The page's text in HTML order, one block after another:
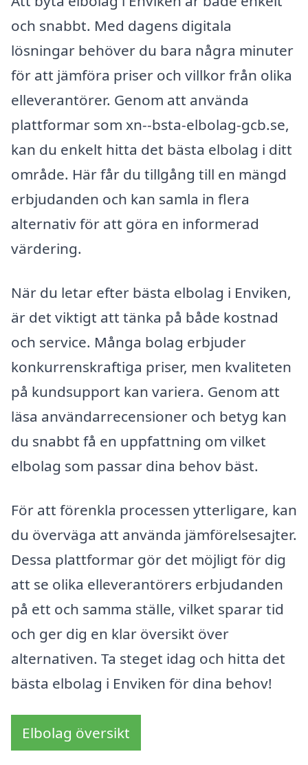
och snabbt. Med dagens digitala
lösningar behöver du bara några minuter
för att jämföra priser och villkor från olika
elleverantörer. Genom att använda
plattformar som xn--bsta-elbolag-gcb.se,
kan du enkelt hitta det bästa elbolag i ditt
område. Här får du tillgång till en mängd
erbjudanden och kan samla in flera
alternativ för att göra en informerad
värdering.
När du letar efter bästa elbolag i Enviken,
är det viktigt att tänka på både kostnad
och service. Många bolag erbjuder
konkurrenskraftiga priser, men kvaliteten
på kundsupport kan variera. Genom att
läsa användarrecensioner och betyg kan
du snabbt få en uppfattning om vilket
elbolag som passar dina behov bäst.
För att förenkla processen ytterligare, kan
du överväga att använda jämförelsesajter.
Dessa plattformar gör det möjligt för dig
att se olika elleverantörers erbjudanden
på ett och samma ställe, vilket sparar tid
och ger dig en klar översikt över
alternativen. Ta steget idag och hitta det
bästa elbolag i Enviken för dina behov!
Elbolag översikt